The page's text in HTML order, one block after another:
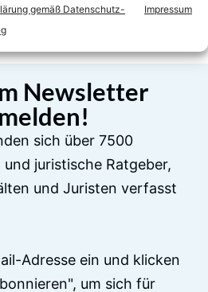
gemäß Datenschutz-
Impressum
WhatsApp
Newsletter
sich über 7500
juristische Ratgeber,
und Juristen verfasst
Adresse ein und klicken
um sich für